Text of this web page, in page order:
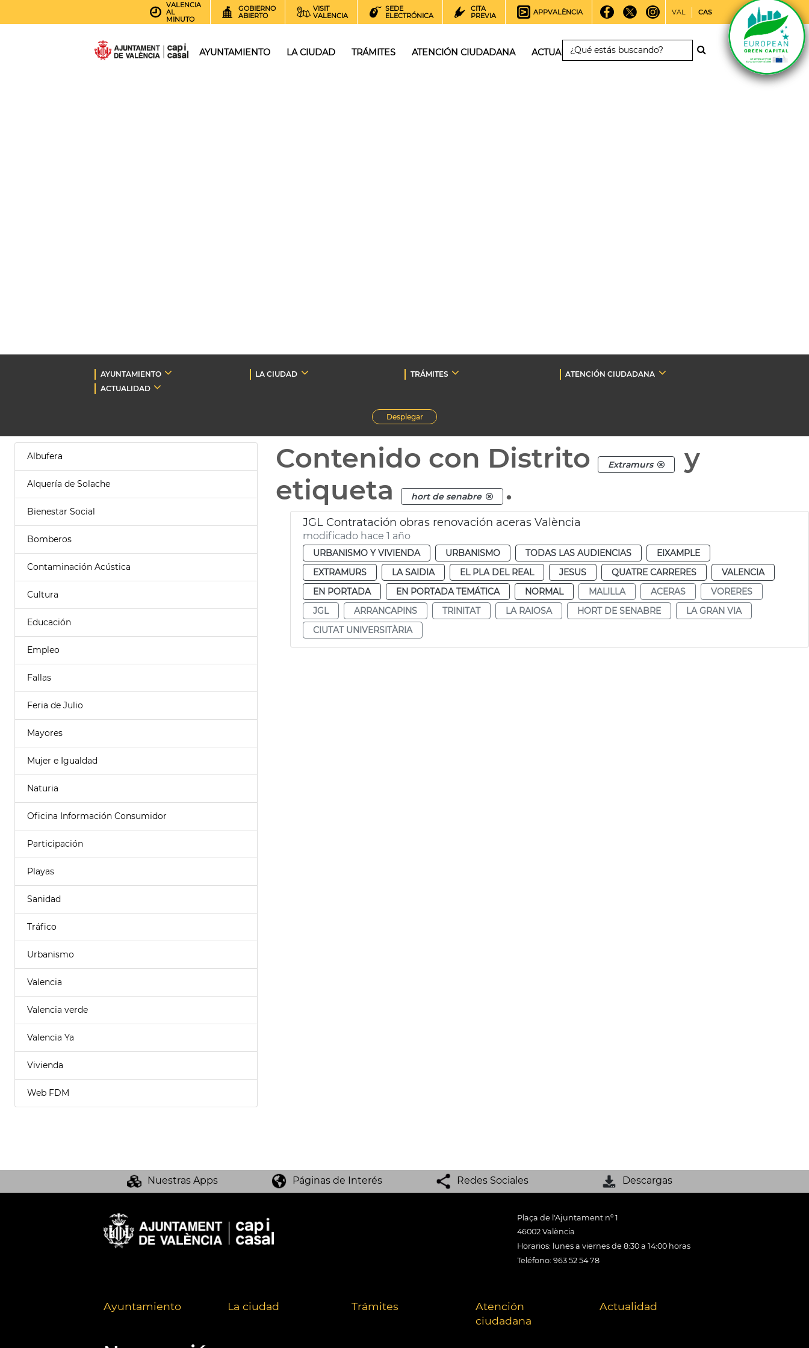
VALENCIA
AL
MINUTO
GOBIERNO
ABIERTO
VISIT
VALENCIA
SEDE
ELECTRÓNICA
CITA
PREVIA
APPVALÈNCIA VAL CAS
AYUNTAMIENTO LA CIUDAD TRÁMITES ATENCIÓN CIUDADANA ACTUALIDAD
AYUNTAMIENTO LA CIUDAD TRÁMITES
ATENCIÓN CIUDADANA
ACTUALIDAD
Desplegar
Albufera
Alquería de Solache
Bienestar Social
Bomberos
Contaminación Acústica
Cultura
Educación
Empleo
Fallas
Feria de Julio
Mayores
Mujer e Igualdad
Naturia
Oficina Información Consumidor
Participación
Playas
Sanidad
Tráfico
Urbanismo
Valencia
Valencia verde
Valencia Ya
Vivienda
Web FDM
Contenido con Distrito Extramurs
y
etiqueta
hort de senabre .
JGL Contratación obras renovación aceras València
modificado hace 1 año
URBANISMO Y VIVIENDA URBANISMO TODAS LAS AUDIENCIAS
EIXAMPLE
EXTRAMURS
LA SAIDIA EL PLA DEL REAL JESUS QUATRE CARRERES
VALENCIA
EN PORTADA
EN PORTADA TEMÁTICA NORMAL MALILLA ACERAS
VORERES
JGL
ARRANCAPINS TRINITAT LA RAIOSA HORT DE SENABRE
LA GRAN VIA
CIUTAT UNIVERSITÀRIA
Nuestras Apps Páginas de Interés Redes Sociales Descargas
Plaça de l'Ajuntament nº 1
46002 València
Horarios: lunes a viernes de 8:30 a 14:00 horas
Teléfono: 963 52 54 78
Ayuntamiento La ciudad Trámites
Atención
ciudadana
Actualidad